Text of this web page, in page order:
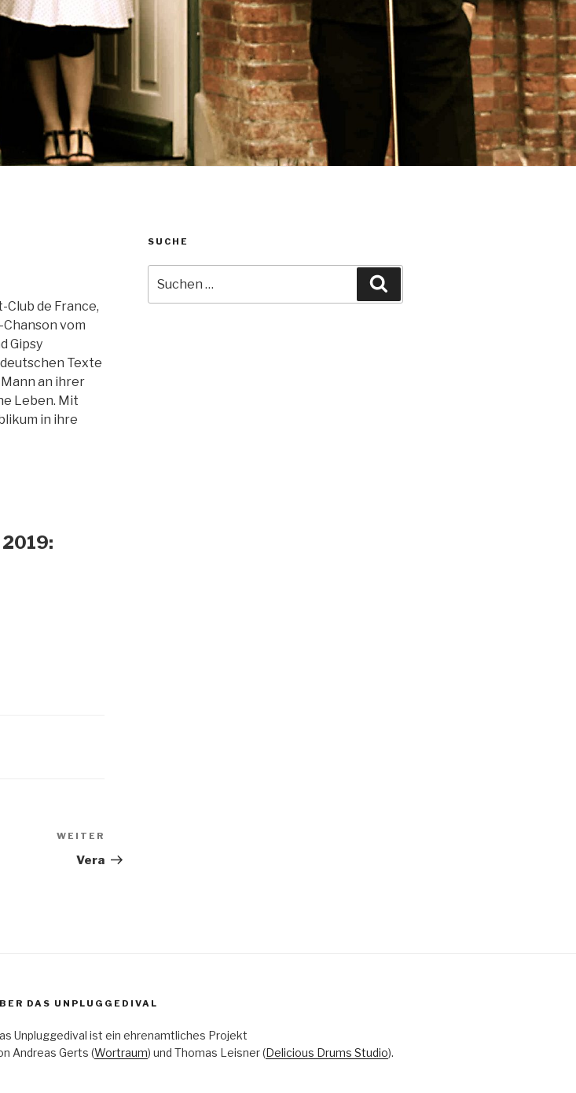
Club de France,
Chanson vom
Gipsy
Texte
an ihrer
Leben. Mit
in ihre
2019:
Beitrag
WEITER
Vera
SUCHE
nach:
DAS UNPLUGGEDIVAL
Unpluggedival ist ein ehrenamtliches Projekt
Andreas Gerts (Wortraum) und Thomas Leisner (Delicious Drums Studio).